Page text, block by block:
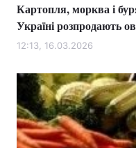
Головна
Україна
Економіка
Спорт
Техно і зв'язок
Картопля, морква і
Україні розпродають
12:13, 16.03.2026